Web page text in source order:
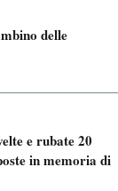
delle
e rubate 20
in memoria di